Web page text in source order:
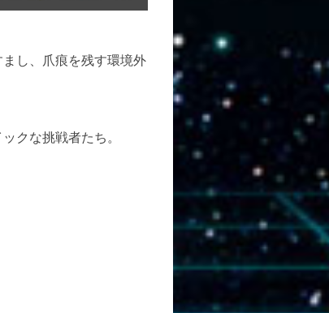
し、爪痕を残す環境外
クな挑戦者たち。